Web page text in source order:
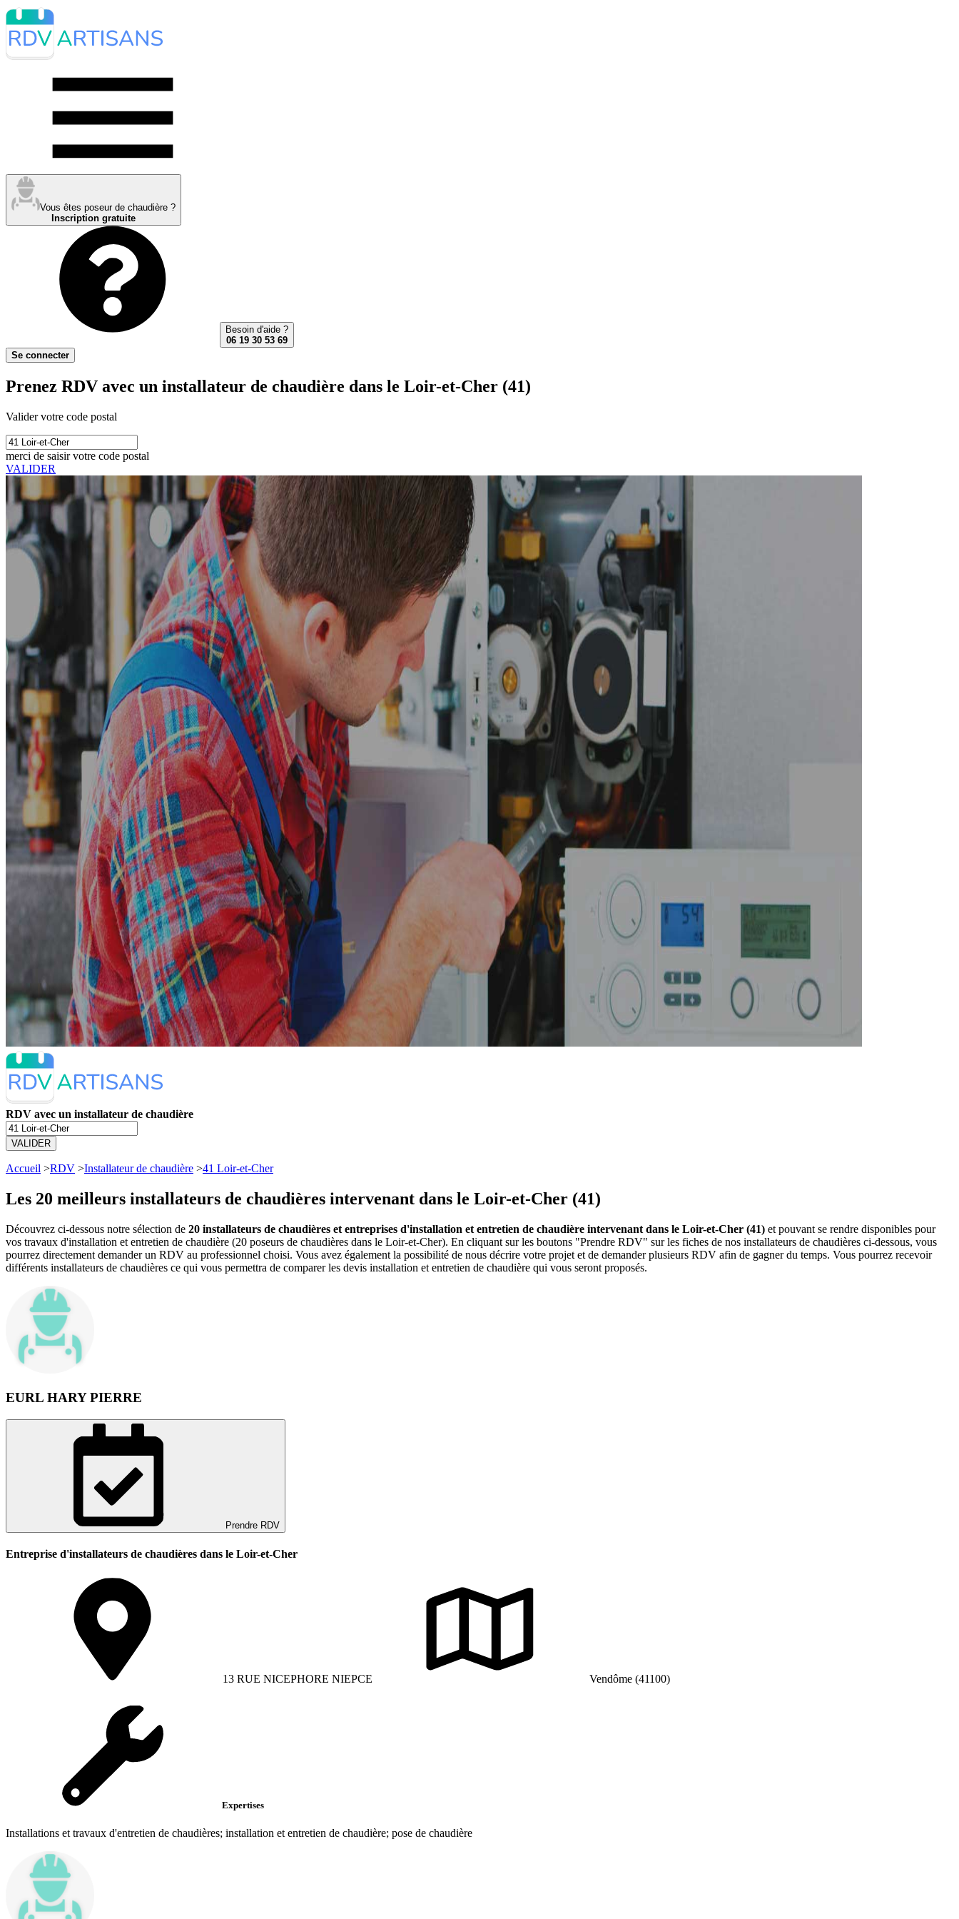
Vous êtes poseur de chaudière ?
Inscription gratuite
Besoin d'aide ?
06 19 30 53 69
Se connecter
Prenez RDV avec un installateur de chaudière dans le Loir-et-Cher (41)
Valider votre code postal
merci de saisir votre code postal
VALIDER
RDV avec un installateur de chaudière
VALIDER
Accueil >RDV >Installateur de chaudière >41 Loir-et-Cher
Les 20 meilleurs installateurs de chaudières intervenant dans le Loir-et-Cher (41)
Découvrez ci-dessous notre sélection de 20 installateurs de chaudières et entreprises d'installation et entretien de chaudière intervenant dans le Loir-et-Cher (41) et pouvant se rendre disponibles pour
vos travaux d'installation et entretien de chaudière (20 poseurs de chaudières dans le Loir-et-Cher). En cliquant sur les boutons "Prendre RDV" sur les fiches de nos installateurs de chaudières ci-dessous, vous
pourrez directement demander un RDV au professionnel choisi. Vous avez également la possibilité de nous décrire votre projet et de demander plusieurs RDV afin de gagner du temps. Vous pourrez recevoir
différents installateurs de chaudières ce qui vous permettra de comparer les devis installation et entretien de chaudière qui vous seront proposés.
EURL HARY PIERRE
Prendre RDV
Entreprise d'installateurs de chaudières dans le Loir-et-Cher
13 RUE NICEPHORE NIEPCE Vendôme (41100)
Expertises
Installations et travaux d'entretien de chaudières; installation et entretien de chaudière; pose de chaudière